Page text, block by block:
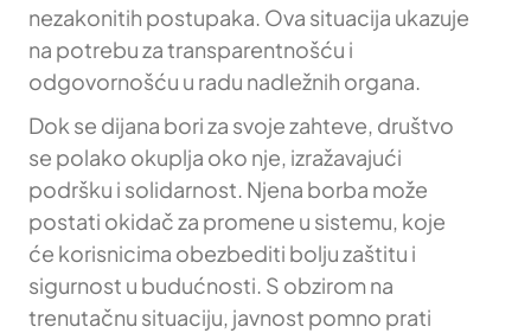
nezakonitih postupaka. Ova situacija ukazuje
na potrebu za transparentnošću i
odgovornošću u radu nadležnih organa.
Dok se dijana bori za svoje zahteve, društvo
se polako okuplja oko nje, izražavajući
podršku i solidarnost. Njena borba može
postati okidač za promene u sistemu, koje
će korisnicima obezbediti bolju zaštitu i
sigurnost u budućnosti. S obzirom na
trenutačnu situaciju, javnost pomno prati